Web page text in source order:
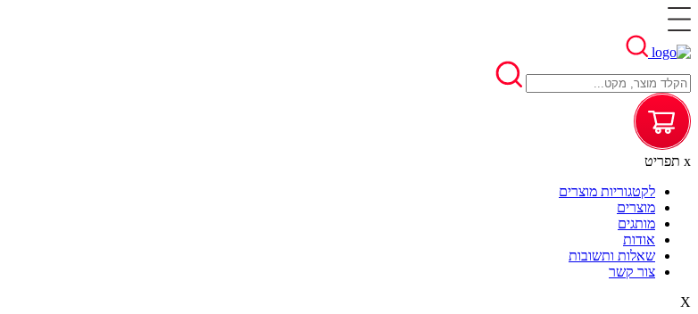
x תפריט
לקטגוריות מוצרים
מוצרים
מותגים
אודות
שאלות ותשובות
צור קשר
X